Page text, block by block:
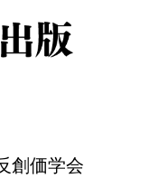
創価学会